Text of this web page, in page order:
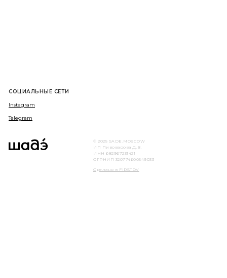
СОЦИАЛЬНЫЕ СЕТИ
Instagram
Telegram
© 2025 SADE.MOSCOW
ИП Пивоварова Д.В.
ИНН 682967231421
ОГРНИП 320774600549033
Сделано в FIRSTOV